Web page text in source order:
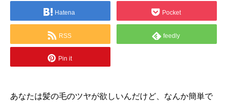
Hatena Pocket
RSS feedly
Pin it
あなたは髪の毛のツヤが欲しいんだけど、なんか簡単で